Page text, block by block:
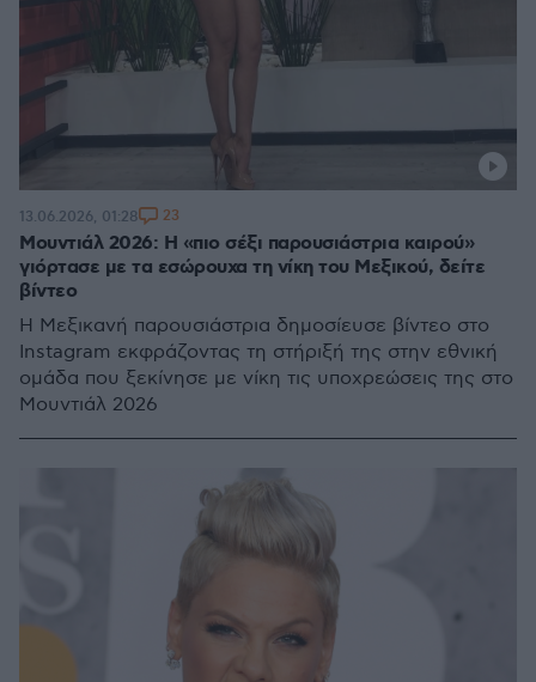
Μουντιάλ 2026: Η «πιο σέξι παρουσιάστρια καιρού»
γιόρτασε με τα εσώρουχα τη νίκη του Μεξικού, δείτε
βίντεο
Η Μεξικανή παρουσιάστρια δημοσίευσε βίντεο στο
Instagram εκφράζοντας τη στήριξή της στην εθνική
ομάδα που ξεκίνησε με νίκη τις υποχρεώσεις της στο
Μουντιάλ 2026
13.06.2026, 01:28 23